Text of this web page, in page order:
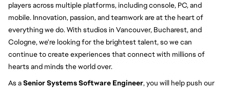
players across multiple platforms, including console, PC, and
mobile. Innovation, passion, and teamwork are at the heart of
everything we do. With studios in Vancouver, Bucharest, and
Cologne, we're looking for the brightest talent, so we can
continue to create experiences that connect with millions of
hearts and minds the world over.
As a Senior Systems Software Engineer, you will help push our